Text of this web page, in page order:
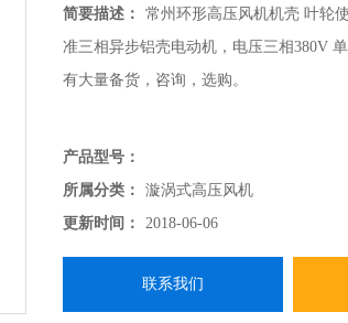
简要描述：
常州环形高压风机机壳 叶轮
准三相异步铝壳电动机，电压三相380V
有大量备货，咨询，选购。
产品型号：
所属分类：
漩涡式高压风机
更新时间：
2018-06-06
联系我们